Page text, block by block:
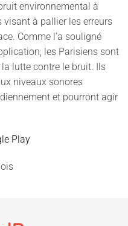
environnemental à
visant à pallier les erreurs
Comme l’a souligné
les Parisiens sont
lutte contre le bruit. Ils
niveaux sonores
et pourront agir
Play